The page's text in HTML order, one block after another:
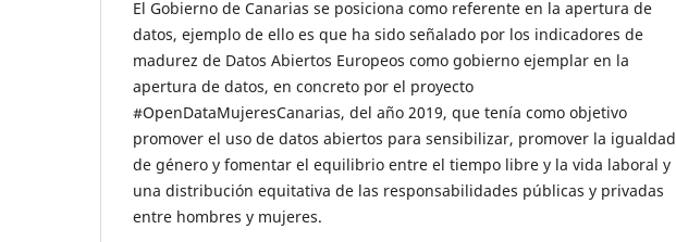
El Gobierno de Canarias se posiciona como referente en la apertura de
datos, ejemplo de ello es que ha sido señalado por los indicadores de
madurez de Datos Abiertos Europeos como gobierno ejemplar en la
apertura de datos, en concreto por el proyecto
#OpenDataMujeresCanarias, del año 2019, que tenía como objetivo
promover el uso de datos abiertos para sensibilizar, promover la igualdad
de género y fomentar el equilibrio entre el tiempo libre y la vida laboral y
una distribución equitativa de las responsabilidades públicas y privadas
entre hombres y mujeres.